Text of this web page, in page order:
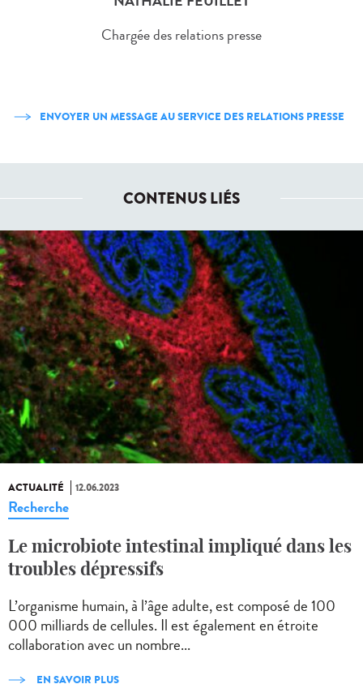
Chargée des relations presse
ENVOYER UN MESSAGE AU SERVICE DES RELATIONS PRESSE
CONTENUS LIÉS
ACTUALITÉ 12.06.2023
Recherche
Le microbiote intestinal impliqué dans les
troubles dépressifs
L’organisme humain, à l’âge adulte, est composé de 100
000 milliards de cellules. Il est également en étroite
collaboration avec un nombre...
EN SAVOIR PLUS